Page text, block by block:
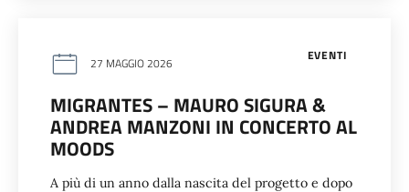
EVENTI
27 MAGGIO 2026
MIGRANTES – MAURO SIGURA &
ANDREA MANZONI IN CONCERTO AL
MOODS
A più di un anno dalla nascita del progetto e dopo